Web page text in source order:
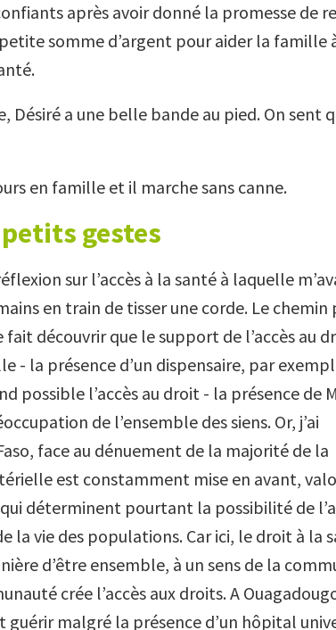
après avoir donné la promesse de
somme d’argent pour aider la famille
Désiré a une belle bande au pied. On sent
en famille et il marche sans canne.
gestes
sur l’accès à la santé à laquelle
en train de tisser une corde. Le chemin
fait découvrir que le support de l’accès au
- la présence d’un dispensaire, par
possible l’accès au droit - la présence de
de l’ensemble des siens. Or, j’ai
face au dénuement de la majorité de la
est constamment mise en avant,
qui déterminent pourtant la possibilité de
la vie des populations. Car ici, le droit à la
d’être ensemble, à un sens de la
crée l’accès aux droits. A
guérir malgré la présence d’un hôpital